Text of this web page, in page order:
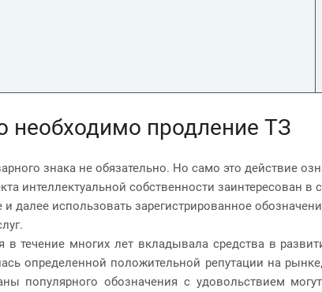
необходимо продление ТЗ
знака не обязательно. Но само это действие
интеллектуальной собственности заинтересован в
далее использовать зарегистрированное
в течение многих лет вкладывала средства в
определенной положительной репутации на
популярного обозначения с удовольствием